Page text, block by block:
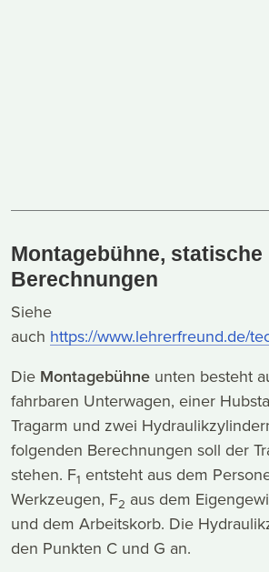
Montagebühne, statische
Berechnungen
Siehe
auch https://www.lehrerfreund.de/
Die Montagebühne unten besteht
fahrbaren Unterwagen, einer
Tragarm und zwei
folgenden Berechnungen soll der
stehen. F1 entsteht aus dem
Werkzeugen, F2 aus dem
und dem Arbeitskorb. Die
den Punkten C und G an.